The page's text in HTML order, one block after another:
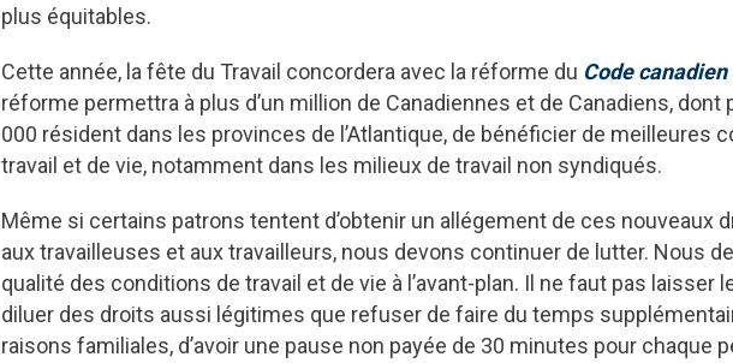
plus équitables.
Cette année, la fête du Travail concordera avec la réforme du Code
réforme permettra à plus d’un million de Canadiennes et de Canadiens, dont
000 résident dans les provinces de l’Atlantique, de bénéficier de meilleures
travail et de vie, notamment dans les milieux de travail non syndiqués.
Même si certains patrons tentent d’obtenir un allégement de ces nouveaux
aux travailleuses et aux travailleurs, nous devons continuer de lutter. Nous
qualité des conditions de travail et de vie à l’avant-plan. Il ne faut pas laisser
diluer des droits aussi légitimes que refuser de faire du temps
raisons familiales, d’avoir une pause non payée de 30 minutes pour chaque